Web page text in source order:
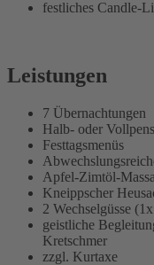
festliches Candle-
Leistungen
7 Übernachtungen
Halb- oder
Festtagsmenüs
Apfel-Zimtöl-
Kneippscher
2 Wechselgüsse
geistliche
Kretschmer
zzgl. Kurtaxe